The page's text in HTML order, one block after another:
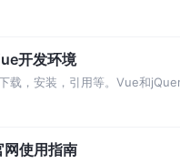
开发环境
载，安装，引用等。Vue和
使用指南